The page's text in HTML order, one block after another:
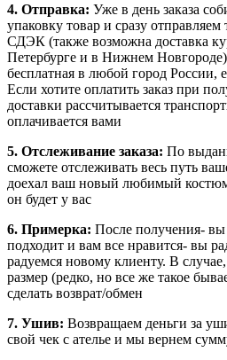
4. Отправка: Уже в день заказа
упаковку товар и сразу
СДЭК (также возможна доставка
Петербурге и в Нижнем
бесплатная в любой город России,
Если хотите оплатить заказ при
доставки рассчитывается
оплачивается вами
5. Отслеживание заказа: По
сможете отслеживать весь путь
доехал ваш новый любимый
он будет у вас
6. Примерка: После получения-
подходит и вам все нравится- вы
радуемся новому клиенту. В
размер (редко, но все же такое
сделать возврат/обмен
7. Ушив: Возвращаем деньги за
свой чек с ателье и мы вернем